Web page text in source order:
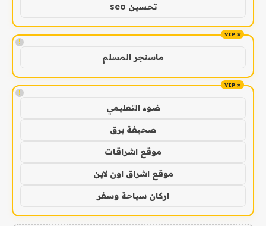
تحسين seo
!
ماسنجر المسلم
!
ضوء التعليمي
صحيفة برق
موقع اشراقات
موقع اشراق اون لاين
اركان سياحة وسفر